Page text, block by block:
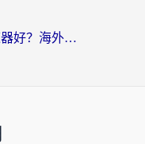
非洲玩装甲战争用什么加速器好？海外党亲测有效的国服游戏加速方案